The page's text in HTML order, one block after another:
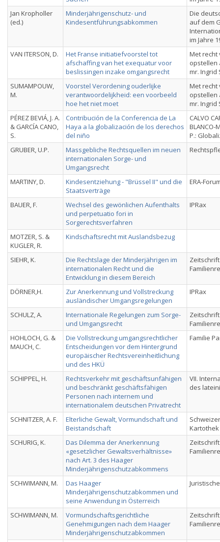
Jan Kropholler
(ed.)
Minderjährigenschutz- und
Kindesentführungsabkommen
Die
auf dem
im Jahre
VAN ITERSON, D.
Het Franse initiatiefvoorstel tot
afschaffing van het exequatur voor
beslissingen inzake omgangsrecht
Met recht
opstellen
mr. Ingrid
SUMAMPOUW,
M.
Voorstel Verordening ouderlijke
verantwoordelijkheid: een voorbeeld
hoe het niet moet
Met recht
opstellen
mr. Ingrid
PÉREZ BEVIÁ, J. A.
& GARCÍA CANO,
S.
Contribución de la Conferencia de La
Haya a la globalización de los derechos
del niño
CALVO
BLANCO-
P.:
GRUBER, U.P.
Massgebliche Rechtsquellen im neuen
internationalen Sorge- und
Umgangsrecht
MARTINY, D.
Kindesentziehung - "Brüssel II" und die
Staatsverträge
ERA-
BAUER, F.
Wechsel des gewönlichen Aufenthalts
und perpetuatio fori in
Sorgerechtsverfahren
IPRax
MOTZER, S. &
KUGLER, R.
Kindschaftsrecht mit Auslandsbezug
SIEHR, K.
Die Rechtslage der Minderjährigen im
internationalen Recht und die
Entwicklung in diesem Bereich
DÖRNER,H.
Zur Anerkennung und Vollstreckung
ausländischer Umgangsregelungen
IPRax
SCHULZ, A.
Internationale Regelungen zum Sorge-
und Umgangsrecht
HOHLOCH, G. &
MAUCH, C.
Die Vollstreckung umgangsrechtlicher
Entscheidungen vor dem Hintergrund
europäischer Rechtsvereinheitlichung
und des HKÜ
Familie
SCHIPPEL, H.
Rechtsverkehr mit geschäftsunfähigen
und beschränkt geschäftsfähigen
Personen nach internem und
internationalem deutschen Privatrecht
VII.
des
SCHNITZER, A. F.
Elterliche Gewalt, Vormundschaft und
Beistandschaft
Kartothek
SCHURIG, K.
Das Dilemma der Anerkennung
«gesetzlicher Gewaltsverhältnisse»
nach Art. 3 des Haager
Minderjährigenschutzabkommens
SCHWIMANN, M.
Das Haager
Minderjährigenschutzabkommen und
seine Anwendung in Österreich
SCHWIMANN, M.
Vormundschaftsgerichtliche
Genehmigungen nach dem Haager
Minderjährigenschutzabkommen